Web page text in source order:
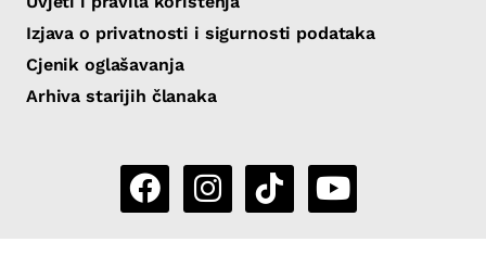
Izjava o privatnosti i sigurnosti podataka
Cjenik oglašavanja
Arhiva starijih članaka